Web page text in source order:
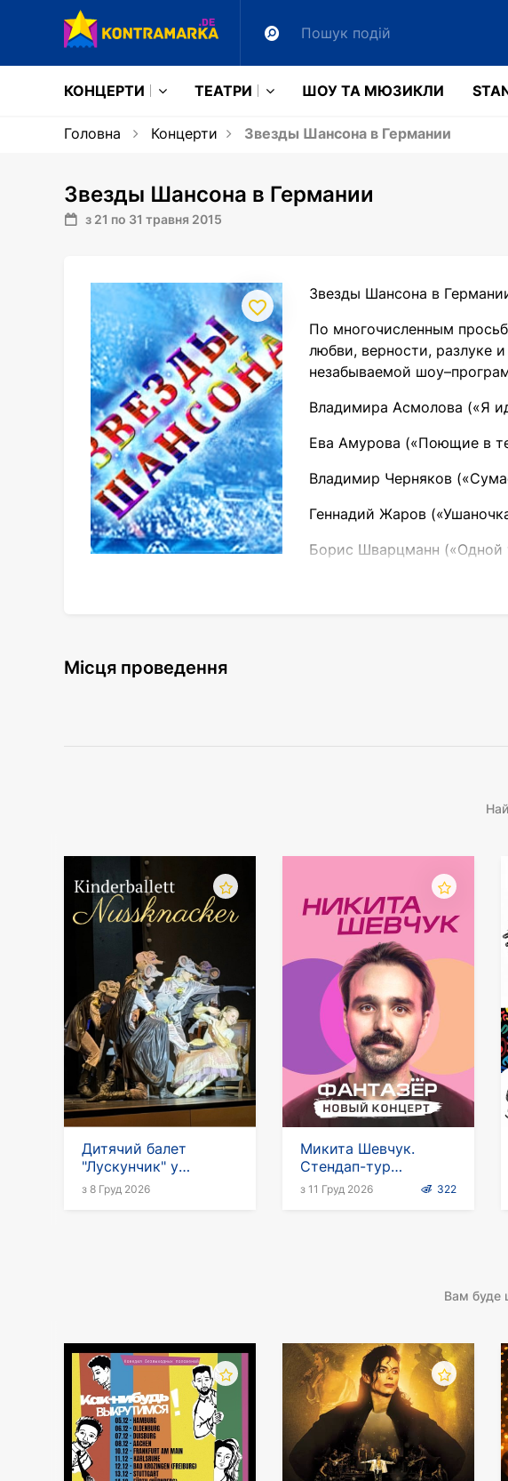
КОНЦЕРТИ ТЕАТРИ ШОУ ТА МЮЗИКЛИ
Головна Концерти Звезды Шансона в Германии
Звезды Шансона в Германии
з 21 по 31 травня 2015
Звезды Шансона в
По многочисленным
любви, верности, разлуке
незабываемой
Владимира Асмолова («Я
Ева Амурова («Поющие в
Владимир Черняков
Геннадий Жаров
Борис Шварцманн («Одной
Місця проведення
Дитячий балет
"Лускунчик" у
Німеччині
з 8 Груд 2026
Микита Шевчук.
Стендап-тур
«Фантазер»
з 11 Груд 2026 322
Вам буде